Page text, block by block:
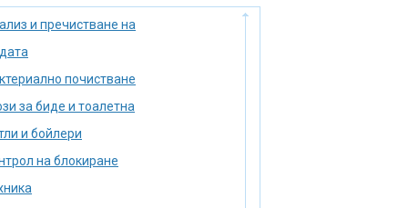
и пречистване на
почистване
за биде и тоалетна
и бойлери
на блокиране